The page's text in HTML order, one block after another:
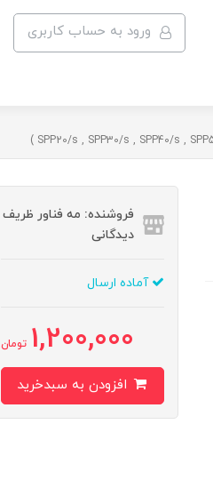
ورود به حساب کاربری
فروشنده: مه فناور ظریف
دیدگانی
آماده ارسال
1,200,000 تومان